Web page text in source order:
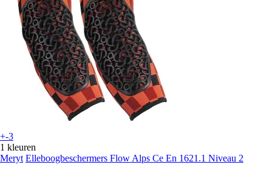
+-3
1 kleuren
Meryt Elleboogbeschermers Flow Alps Ce En 1621.1 Niveau 2